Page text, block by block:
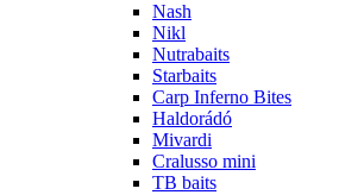
Nash
Nikl
Nutrabaits
Starbaits
Carp Inferno Bites
Haldorádó
Mivardi
Cralusso mini
TB baits